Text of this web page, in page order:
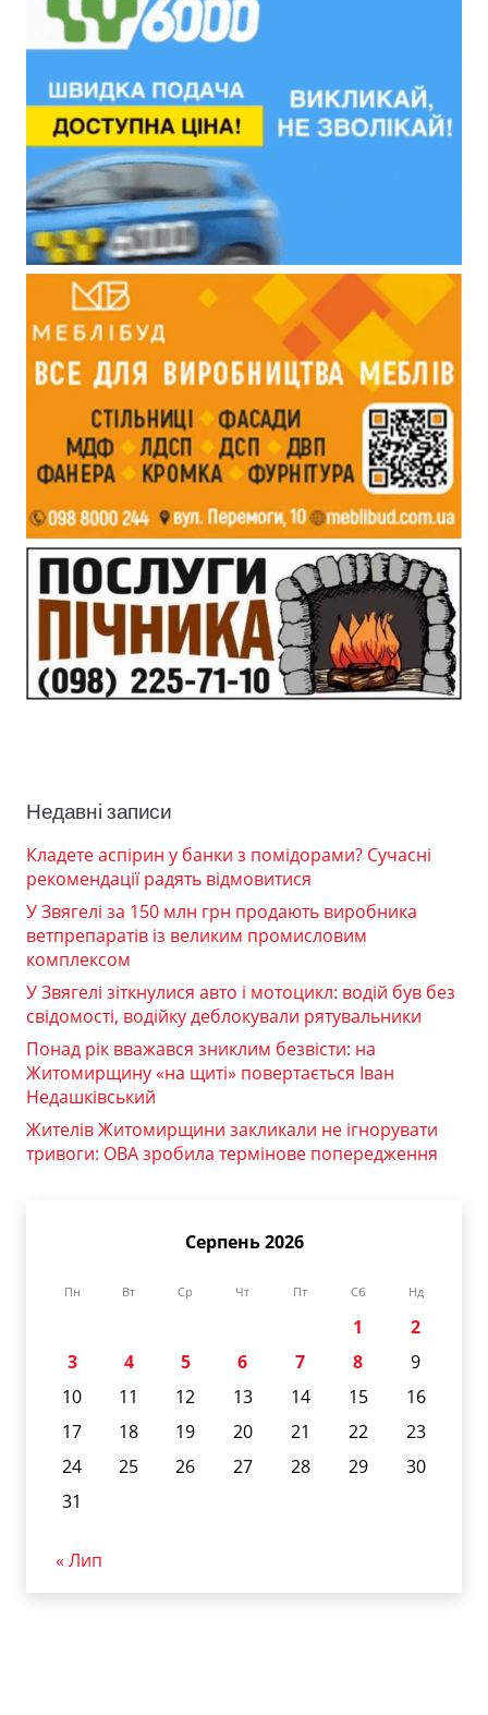
Недавні записи
Кладете аспірин у банки з помідорами? Сучасні
рекомендації радять відмовитися
У Звягелі за 150 млн грн продають виробника
ветпрепаратів із великим промисловим
комплексом
У Звягелі зіткнулися авто і мотоцикл: водій був без
свідомості, водійку деблокували рятувальники
Понад рік вважався зниклим безвісти: на
Житомирщину «на щиті» повертається Іван
Недашківський
Жителів Житомирщини закликали не ігнорувати
тривоги: ОВА зробила термінове попередження
Серпень 2026
Пн Вт Ср Чт Пт Сб Нд
1
2
3
4 5 6 7 8
9
10
11 12 13 14 15
16
17
18 19 20 21 22
23
24
25 26 27 28 29
30
31
« Лип